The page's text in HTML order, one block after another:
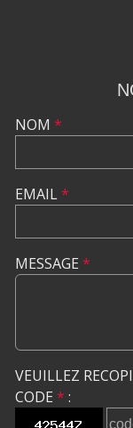
NOM *
EMAIL*
MESSAGE *
VEUILLEZ
CODE * :